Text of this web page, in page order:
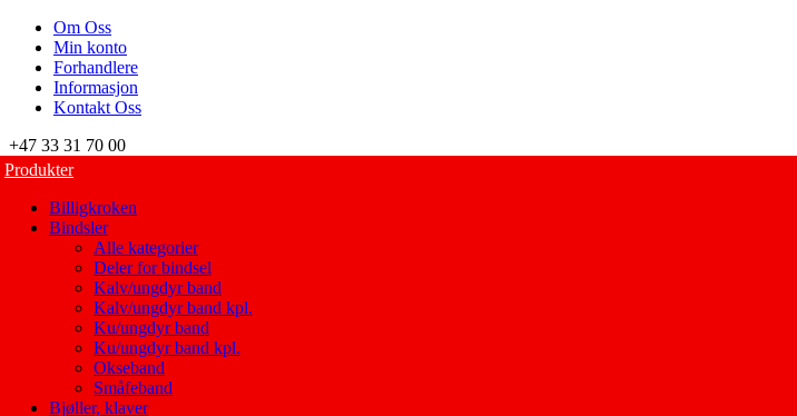
Om Oss
Min konto
Forhandlere
Informasjon
Kontakt Oss
+47 33 31 70 00
Produkter
Billigkroken
Bindsler
Alle kategorier
Deler for bindsel
Kalv/ungdyr band
Kalv/ungdyr band kpl.
Ku/ungdyr band
Ku/ungdyr band kpl.
Okseband
Småfeband
Bjøller, klaver